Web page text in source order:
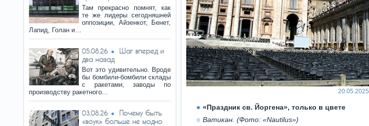
Там прекрасно помнят, как
те же лидеры сегодняшней
оппозиции, Айзенкот, Бенет,
Лапид, Голан и…
05.08.26
Шаг вперед и
два назад
Вот это удивительно. Вроде
бы бомбили-бомбили склады
с ракетами, заводы по
производству ракетного…
03.08.26
Почему быть
«воук» больше не модно
20.05.2025
«Праздник св. Йоргена», только в цвете
Ватикан. (Фото: «Nautilus»)